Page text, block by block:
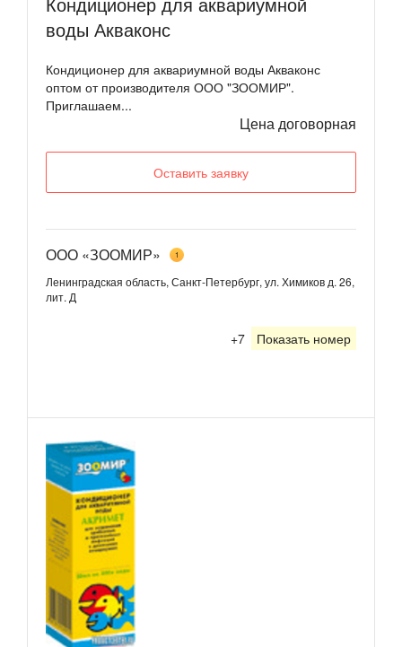
воды Акваконс
Кондиционер для аквариумной воды Акваконс
оптом от производителя ООО "ЗООМИР".
Приглашаем...
Цена договорная
Оставить заявку
ООО «ЗООМИР» 1
Ленинградская область, Санкт-Петербург, ул. Химиков д. 26,
лит. Д
+7 Показать номер